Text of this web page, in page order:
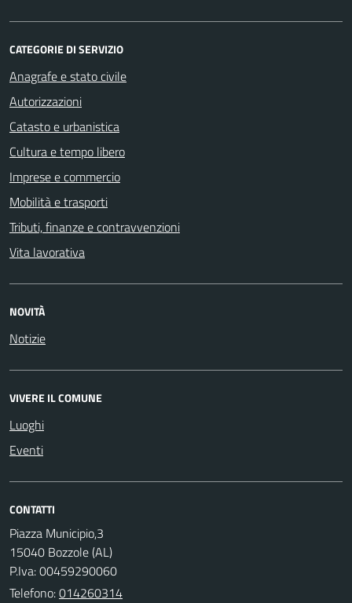
CATEGORIE DI SERVIZIO
Anagrafe e stato civile
Autorizzazioni
Catasto e urbanistica
Cultura e tempo libero
Imprese e commercio
Mobilità e trasporti
Tributi, finanze e contravvenzioni
Vita lavorativa
NOVITÀ
Notizie
VIVERE IL COMUNE
Luoghi
Eventi
CONTATTI
Piazza Municipio,3
15040 Bozzole (AL)
P.Iva: 00459290060
Telefono:014260314